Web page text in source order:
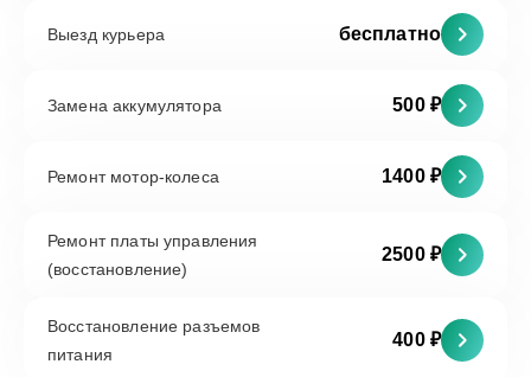
Выезд курьера бесплатно
Замена аккумулятора 500 ₽
Ремонт мотор-колеса 1400 ₽
Ремонт платы управления
(восстановление)
2500 ₽
Восстановление разъемов
питания
400 ₽